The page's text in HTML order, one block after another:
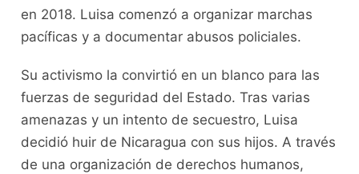
en 2018. Luisa comenzó a organizar marchas
pacíficas y a documentar abusos policiales.
Su activismo la convirtió en un blanco para las
fuerzas de seguridad del Estado. Tras varias
amenazas y un intento de secuestro, Luisa
decidió huir de Nicaragua con sus hijos. A través
de una organización de derechos humanos,